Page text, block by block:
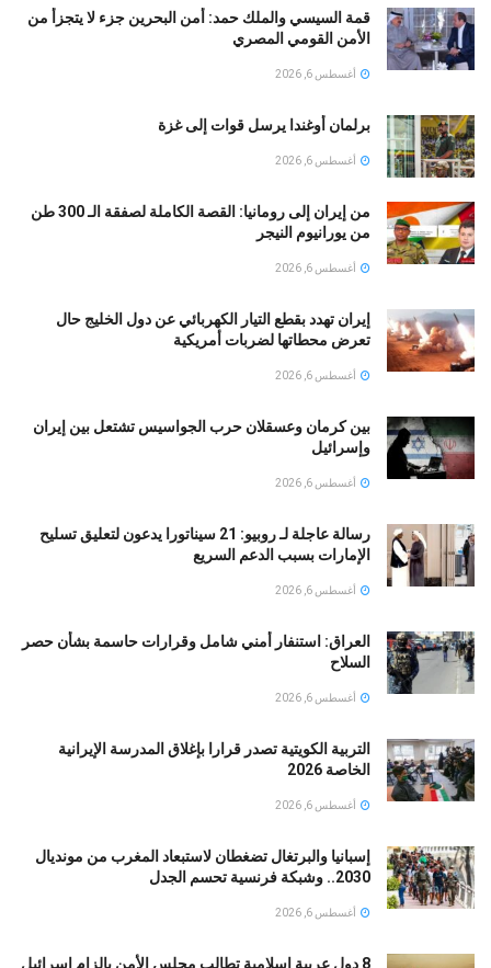
قمة السيسي والملك حمد: أمن البحرين جزء لا يتجزأ من
الأمن القومي المصري
أغسطس 6, 2026
برلمان أوغندا يرسل قوات إلى غزة
أغسطس 6, 2026
من إيران إلى رومانيا: القصة الكاملة لصفقة الـ 300 طن
من يورانيوم النيجر
أغسطس 6, 2026
إيران تهدد بقطع التيار الكهربائي عن دول الخليج حال
تعرض محطاتها لضربات أمريكية
أغسطس 6, 2026
بين كرمان وعسقلان حرب الجواسيس تشتعل بين إيران
وإسرائيل
أغسطس 6, 2026
رسالة عاجلة لـ روبيو: 21 سيناتورا يدعون لتعليق تسليح
الإمارات بسبب الدعم السريع
أغسطس 6, 2026
العراق: استنفار أمني شامل وقرارات حاسمة بشأن حصر
السلاح
أغسطس 6, 2026
التربية الكويتية تصدر قرارا بإغلاق المدرسة الإيرانية
الخاصة 2026
أغسطس 6, 2026
إسبانيا والبرتغال تضغطان لاستبعاد المغرب من مونديال
2030.. وشبكة فرنسية تحسم الجدل
أغسطس 6, 2026
8 دول عربية إسلامية تطالب مجلس الأمن بالزام إسرائيل